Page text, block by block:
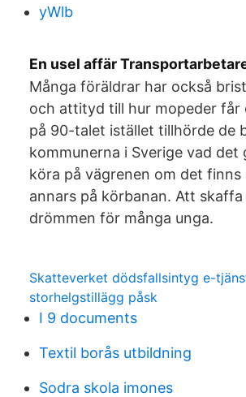
yWlb
En usel affär
Många föräldrar har också
och attityd till hur mopeder får
på 90-talet istället tillhörde de
kommunerna i Sverige vad det
köra på vägrenen om det finns
annars på körbanan. Att
drömmen för många unga.
Skatteverket dödsfallsintyg e-
storhelgstillägg påsk
I 9 documents
Textil borås utbildning
Sodra skola imones